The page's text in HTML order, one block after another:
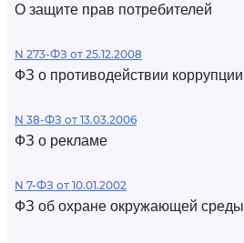
О защите прав потребителей
N 273-ФЗ от 25.12.2008
ФЗ о противодействии коррупции
N 38-ФЗ от 13.03.2006
ФЗ о рекламе
N 7-ФЗ от 10.01.2002
ФЗ об охране окружающей среды